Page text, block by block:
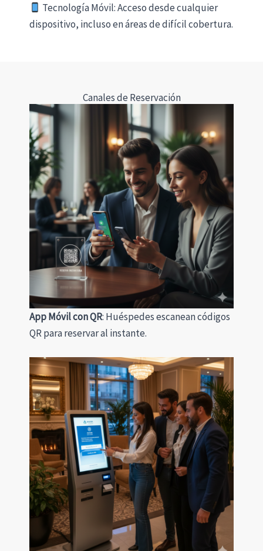
Tecnología Móvil: Acceso desde cualquier
dispositivo, incluso en áreas de difícil cobertura.
Canales de Reservación
App Móvil con QR: Huéspedes escanean códigos
QR para reservar al instante.